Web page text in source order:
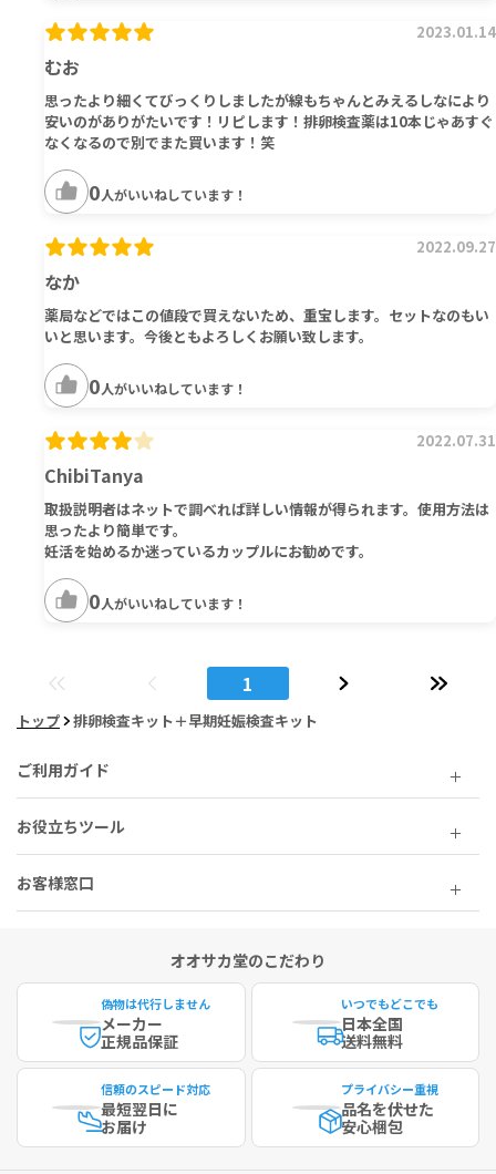
むお
2023.01.14
思ったより細くてびっくりしましたが線もちゃんとみえるしなにより
安いのがありがたいです！リピします！排卵検査薬は10本じゃあすぐ
なくなるので別でまた買います！笑
0人がいいねしています！
なか
2022.09.27
薬局などではこの値段で買えないため、重宝します。セットなのもい
いと思います。今後ともよろしくお願い致します。
0人がいいねしています！
ChibiTanya
2022.07.31
取扱説明者はネットで調べれば詳しい情報が得られます。使用方法は
思ったより簡単です。
妊活を始めるか迷っているカップルにお勧めです。
0人がいいねしています！
1
トップ 排卵検査キット＋早期妊娠検査キット
ご利用ガイド
お役立ちツール
お客様窓口
オオサカ堂のこだわり
偽物は代行しません
メーカー
正規品保証
いつでもどこでも
日本全国
送料無料
信頼のスピード対応
最短翌日に
お届け
プライバシー重視
品名を伏せた
安心梱包